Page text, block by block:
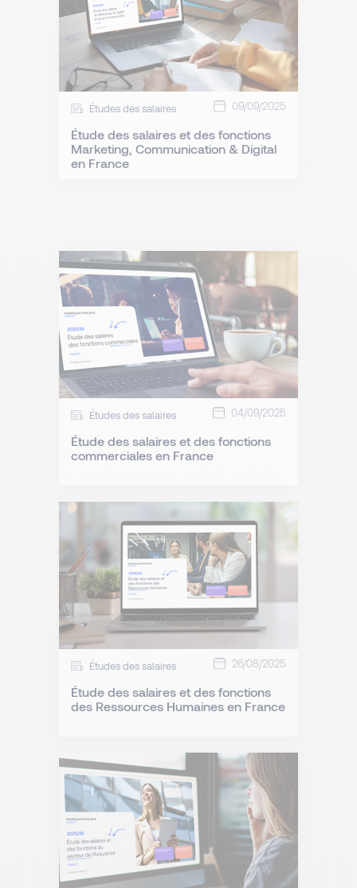
Études des salaires 09/09/2025
Étude des salaires et des fonctions
Marketing, Communication & Digital
en France
Études des salaires 04/09/2025
Étude des salaires et des fonctions
commerciales en France
Études des salaires 26/08/2025
Étude des salaires et des fonctions
des Ressources Humaines en France